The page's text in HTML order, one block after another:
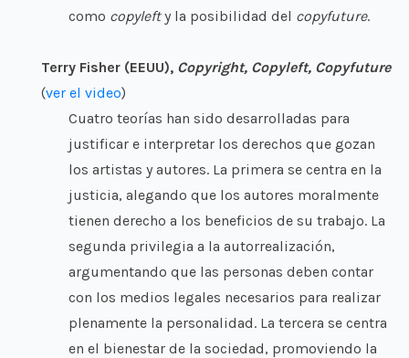
como copylefty la posibilidad del copyfuture.
Terry Fisher (EEUU), Copyright, Copyleft, Copyfuture
(ver el video)
Cuatro teorías han sido desarrolladas para
justificar e interpretar los derechos que gozan
los artistas y autores. La primera se centra en la
justicia, alegando que los autores moralmente
tienen derecho a los beneficios de su trabajo. La
segunda privilegia a la autorrealización,
argumentando que las personas deben contar
con los medios legales necesarios para realizar
plenamente la personalidad. La tercera se centra
en el bienestar de la sociedad, promoviendo la